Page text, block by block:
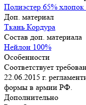
Полиэстер 65% хлопок
Доп. материал
Ткань Кордура
Состав доп. материала
Нейлон 100%
Особенности
Соответствует
22.06.2015 г.
формы в армии РФ.
Дополнительно